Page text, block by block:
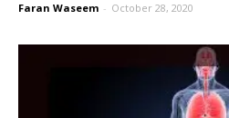
Faran Waseem - October 28, 2020